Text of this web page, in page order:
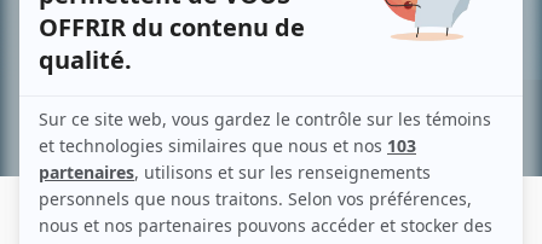
Recherche avancée »
RITA BIBEAU